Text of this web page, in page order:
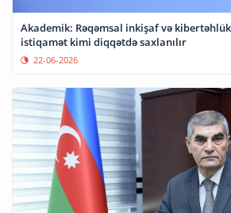
Akademik: Rəqəmsal inkişaf və
istiqamət kimi diqqətdə saxlanılır
22-06-2026